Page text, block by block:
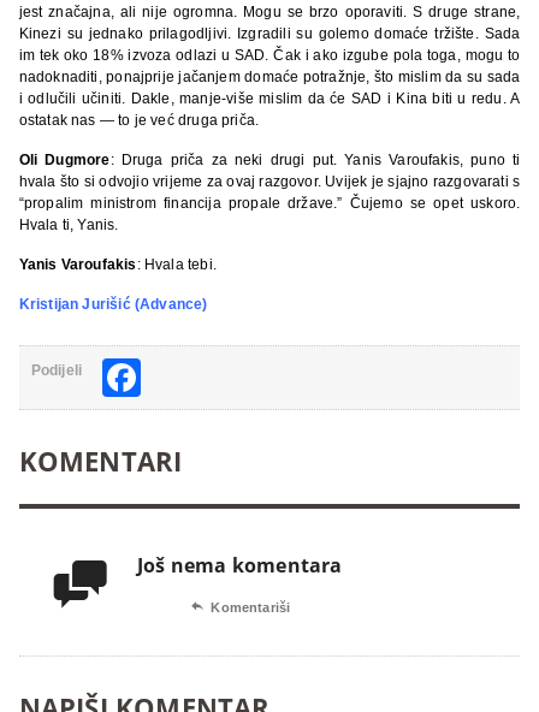
jest značajna, ali nije ogromna. Mogu se brzo oporaviti. S druge strane,
Kinezi su jednako prilagodljivi. Izgradili su golemo domaće tržište. Sada
im tek oko 18% izvoza odlazi u SAD. Čak i ako izgube pola toga, mogu to
nadoknaditi, ponajprije jačanjem domaće potražnje, što mislim da su sada
i odlučili učiniti. Dakle, manje-više mislim da će SAD i Kina biti u redu. A
ostatak nas — to je već druga priča.
Oli Dugmore: Druga priča za neki drugi put. Yanis Varoufakis, puno ti
hvala što si odvojio vrijeme za ovaj razgovor. Uvijek je sjajno razgovarati s
“propalim ministrom financija propale države.” Čujemo se opet uskoro.
Hvala ti, Yanis.
Yanis Varoufakis : Hvala tebi.
Kristijan Jurišić (Advance)
Podijeli
KOMENTARI
 Još nema komentara
 Komentariši